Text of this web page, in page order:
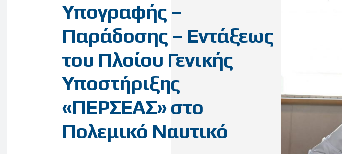
Υπογραφής –
Παράδοσης – Εντάξεως
του Πλοίου Γενικής
Υποστήριξης
«ΠΕΡΣΕΑΣ» στο
Πολεμικό Ναυτικό